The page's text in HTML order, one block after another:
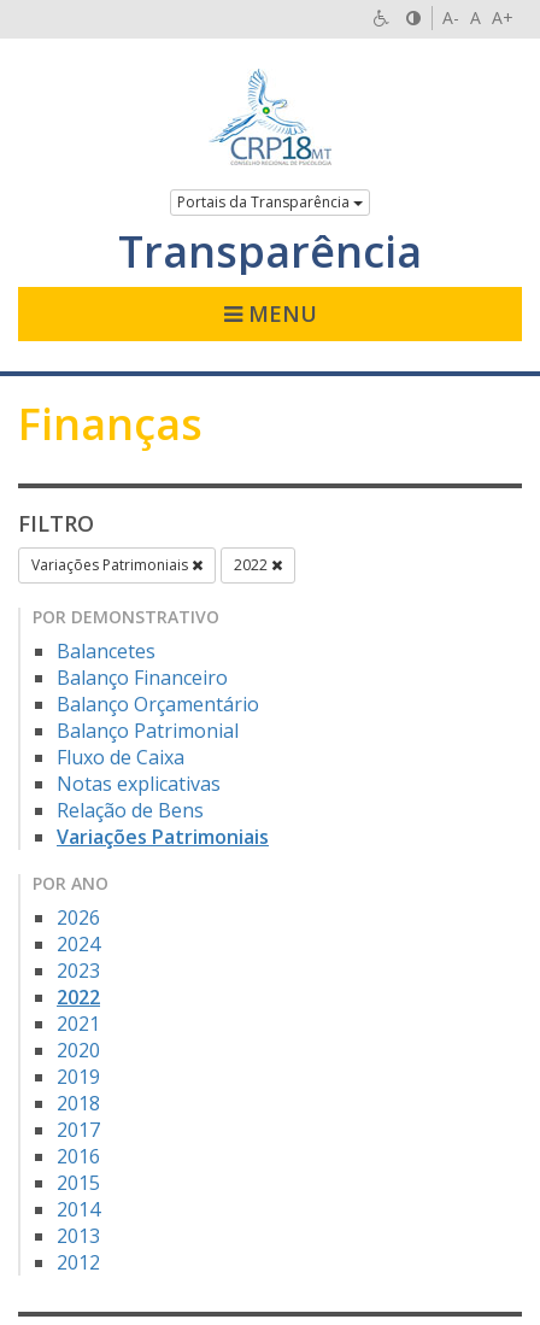
A- A A+
Portais da Transparência
Transparência
MENU
Finanças
FILTRO
Variações Patrimoniais 2022
POR DEMONSTRATIVO
Balancetes
Balanço Financeiro
Balanço Orçamentário
Balanço Patrimonial
Fluxo de Caixa
Notas explicativas
Relação de Bens
Variações Patrimoniais
POR ANO
2026
2024
2023
2022
2021
2020
2019
2018
2017
2016
2015
2014
2013
2012